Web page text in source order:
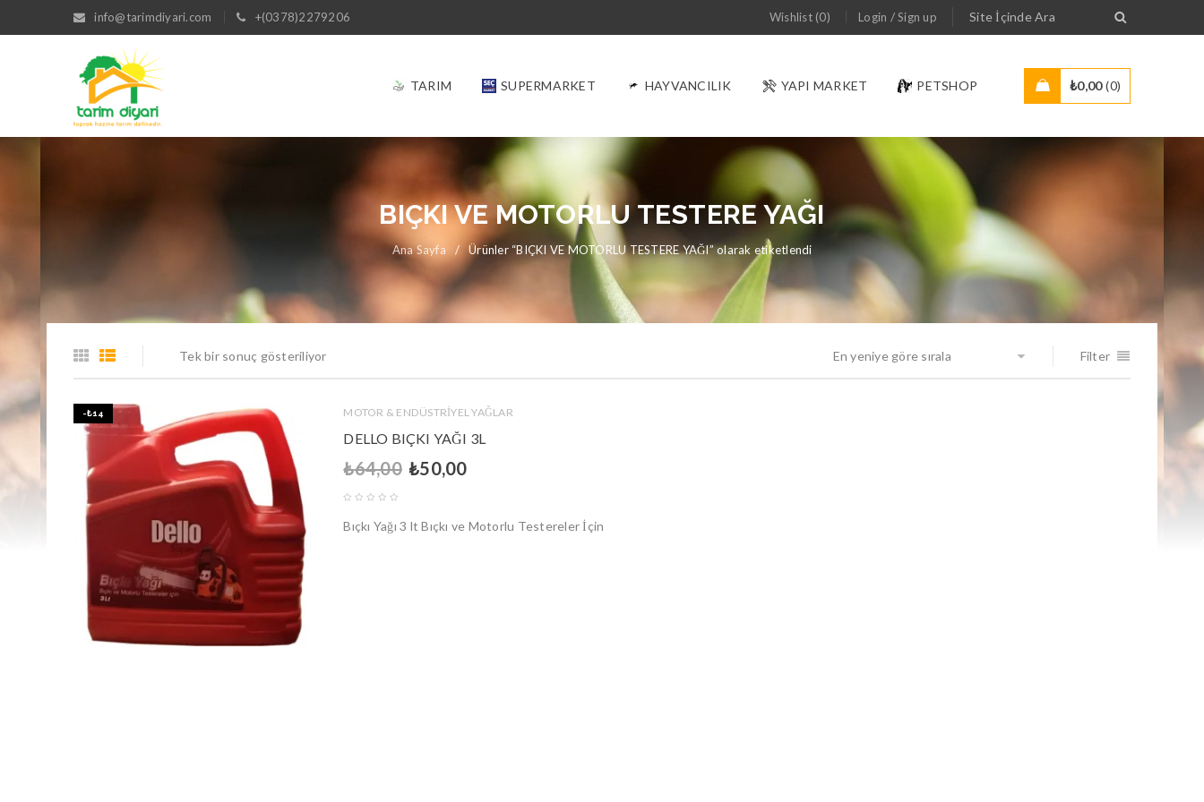
info@tarimdiyari.com +(0378)2279206 Wishlist (0) Login /Sign up
TARIM SUPERMARKET HAYVANCILIK YAPI MARKET PETSHOP ₺0,00 0
BIÇKI VE MOTORLU TESTERE YAĞI
Ana Sayfa / Ürünler “BIÇKI VE MOTORLU TESTERE YAĞI” olarak etiketlendi
Tek bir sonuç gösteriliyor Filter
En yeniye göre sırala
-₺14 MOTOR & ENDÜSTRİYEL YAĞLAR
DELLO BIÇKI YAĞI 3L
₺64,00 ₺50,00
Bıçkı Yağı 3 lt Bıçkı ve Motorlu Testereler İçin